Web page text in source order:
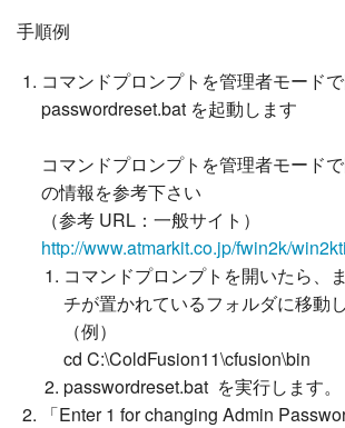
手順例
コマンドプロンプトを管理者モードで
passwordreset.bat を起動します
コマンドプロンプトを管理者モード
の情報を参考下さい
（参考 URL：一般サイト）
http://www.atmarkit.co.jp/fwin2k/
コマンドプロンプトを開いたら、
チが置かれているフォルダに移動し
（例）
cd C:\ColdFusion11\cfusion\bin
passwordreset.bat を実行します。
「Enter 1 for changing Admin